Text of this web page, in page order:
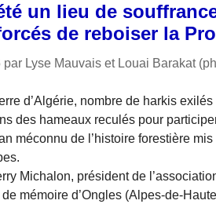
un lieu de
de reboiser la
par Lyse Mauvais et Louai Barakat
d’Algérie, nombre de harkis
des hameaux reculés pour
méconnu de l’histoire forestière
Michalon, président de
de mémoire d’Ongles (Alpes-de-